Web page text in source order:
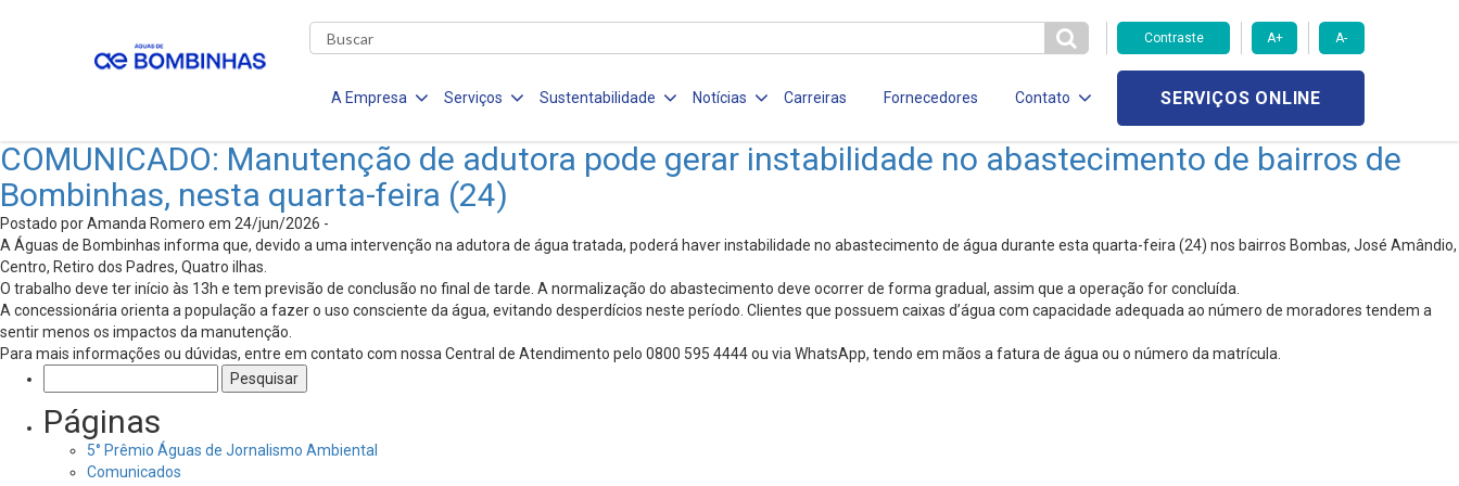
Contraste A+ A-
A Empresa Serviços Sustentabilidade Notícias Carreiras Fornecedores Contato SERVIÇOS ONLINE
COMUNICADO: Manutenção de adutora pode gerar instabilidade no abastecimento de bairros de
Bombinhas, nesta quarta-feira (24)
Postado por Amanda Romero em 24/jun/2026 -
A Águas de Bombinhas informa que, devido a uma intervenção na adutora de água tratada, poderá haver instabilidade no abastecimento de água durante esta quarta-feira (24) nos bairros Bombas, José Amândio,
Centro, Retiro dos Padres, Quatro ilhas.
O trabalho deve ter início às 13h e tem previsão de conclusão no final de tarde. A normalização do abastecimento deve ocorrer de forma gradual, assim que a operação for concluída.
A concessionária orienta a população a fazer o uso consciente da água, evitando desperdícios neste período. Clientes que possuem caixas d’água com capacidade adequada ao número de moradores tendem a
sentir menos os impactos da manutenção.
Para mais informações ou dúvidas, entre em contato com nossa Central de Atendimento pelo 0800 595 4444 ou via WhatsApp, tendo em mãos a fatura de água ou o número da matrícula.
por:
Páginas
5° Prêmio Águas de Jornalismo Ambiental
Comunicados